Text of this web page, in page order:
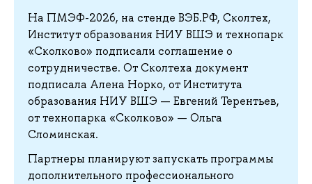
На ПМЭФ-2026, на стенде ВЭБ.РФ, Сколтех,
Институт образования НИУ ВШЭ и технопарк
«Сколково» подписали соглашение о
сотрудничестве. От Сколтеха документ
подписала Алена Норко, от Института
образования НИУ ВШЭ — Евгений Терентьев,
от технопарка «Сколково» — Ольга
Сломинская.
Партнеры планируют запускать программы
дополнительного профессионального